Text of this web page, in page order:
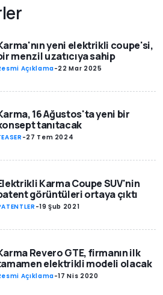
yeni elektrikli coupe'si,
menzil uzatıcıya sahip
Açıklama-22 Mar 2025
16 Ağustos'ta yeni bir
tanıtacak
-27 Tem 2024
Karma Coupe SUV'nin
görüntüleri ortaya çıktı
-19 Şub 2021
Revero GTE, firmanın ilk
elektrikli modeli olacak
Açıklama-17 Nis 2020